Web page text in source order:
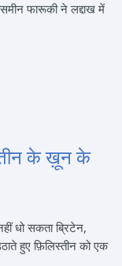
फारूकी ने लद्दाख में
के ख़ून के
धो सकता ब्रिटेन,
हुए फ़िलिस्तीन को एक